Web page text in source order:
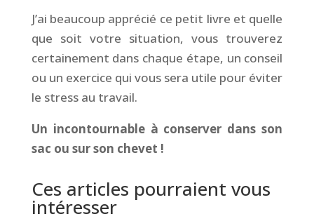
J’ai beaucoup apprécié ce petit livre et quelle
que soit votre situation, vous trouverez
certainement dans chaque étape, un conseil
ou un exercice qui vous sera utile pour éviter
le stress au travail.
Un incontournable à conserver dans son
sac ou sur son chevet !
Ces articles pourraient vous
intéresser